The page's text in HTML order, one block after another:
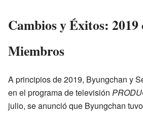
Cambios y Éxitos: 2019
Miembros
A principios de 2019, Byungchan y
en el programa de televisión
julio, se anunció que Byungchan